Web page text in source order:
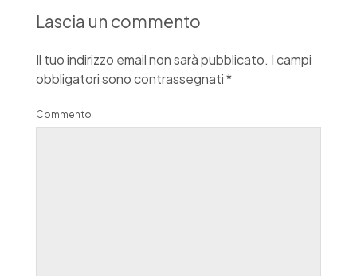
Lascia un commento
Il tuo indirizzo email non sarà pubblicato. I campi
obbligatori sono contrassegnati*
Commento